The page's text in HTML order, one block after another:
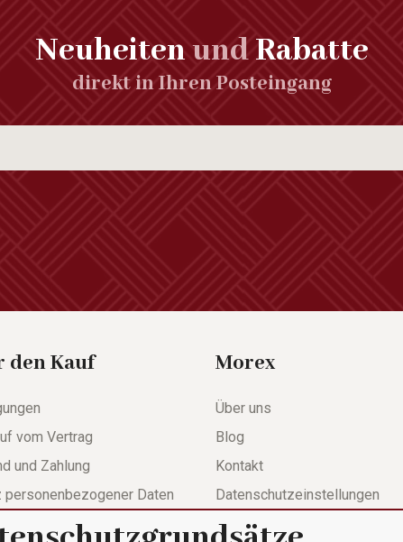
NeuheitenundRabatte
direkt in Ihren Posteingang
den Kauf
vom Vertrag
und Zahlung
personenbezogener Daten
Morex
Über uns
Blog
Kontakt
Datenschutzeinstellungen